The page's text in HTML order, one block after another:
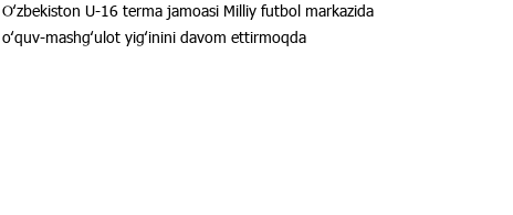
Oʻzbekiston U-16 terma jamoasi Milliy futbol markazida
oʻquv-mashgʻulot yigʻinini davom ettirmoqda